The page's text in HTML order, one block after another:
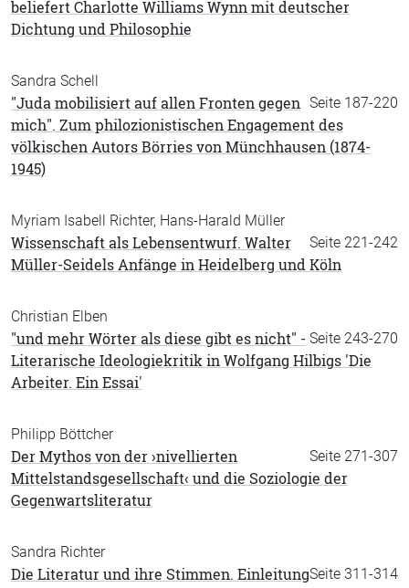
beliefert Charlotte Williams Wynn mit deutscher
Dichtung und Philosophie
Sandra Schell
Seite 187-220
"Juda mobilisiert auf allen Fronten gegen
mich". Zum philozionistischen Engagement des
völkischen Autors Börries von Münchhausen (1874-
1945)
Myriam Isabell Richter, Hans-Harald Müller
Seite 221-242
Wissenschaft als Lebensentwurf. Walter
Müller-Seidels Anfänge in Heidelberg und Köln
Christian Elben
Seite 243-270
"und mehr Wörter als diese gibt es nicht" -
Literarische Ideologiekritik in Wolfgang Hilbigs 'Die
Arbeiter. Ein Essai'
Philipp Böttcher
Seite 271-307
Der Mythos von der ›nivellierten
Mittelstandsgesellschaft‹ und die Soziologie der
Gegenwartsliteratur
Sandra Richter
Seite 311-314
Die Literatur und ihre Stimmen. Einleitung